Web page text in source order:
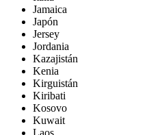
Jamaica
Japón
Jersey
Jordania
Kazajistán
Kenia
Kirguistán
Kiribati
Kosovo
Kuwait
Laos